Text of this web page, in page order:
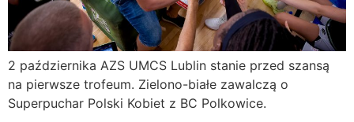
2 października AZS UMCS Lublin stanie przed szansą
na pierwsze trofeum. Zielono-białe zawalczą o
Superpuchar Polski Kobiet z BC Polkowice.